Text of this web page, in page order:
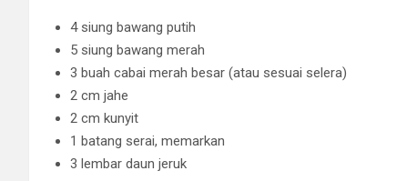
4 siung bawang putih
5 siung bawang merah
3 buah cabai merah besar (atau sesuai selera)
2 cm jahe
2 cm kunyit
1 batang serai, memarkan
3 lembar daun jeruk